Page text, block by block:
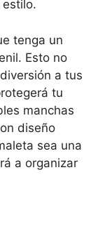
tenga un
Esto no
a tus
tu
manchas
diseño
sea una
a organizar